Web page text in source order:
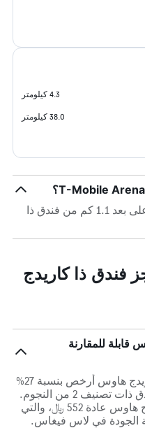
4.3 كيلومتر
38.0 كيلومتر
T-Mobile Arena في لاس فيغاس على بعد 1.1 كم من فندق ذا
فندق ذا كاريدج
قابلة للمقارنة
متوسط سعر الليلة في فندق ذا كاريدج هاوس أرخص بنسبة 27%
عن الوسطي في لاس فيغاس لفنادق ذات تصنيف 2 من النجوم.
يكون سعر الليلة في فندق ذا كاريدج هاوس عادة 552 ﷼، والتي
الجودة في لاس فيغاس.